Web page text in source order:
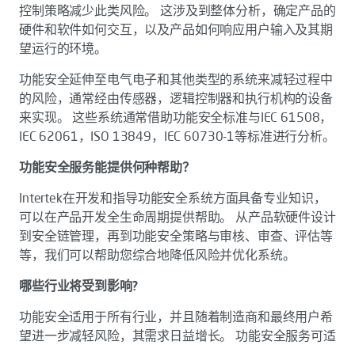
控制策略减少此类风险。 这涉及到整体分析，确定产品的
硬件和软件如何交互，以及产品如何响应用户输入及其期
望运行的环境。
功能安全延伸至电气电子和其他类型的系统来减轻过程中
的风险，通常经由传感器，逻辑控制器和执行机构的设备
来实现。 这些系统通常借助功能安全标准与IEC 61508，
IEC 62061，ISO 13849，IEC 60730-1等标准进行分析。
功能安全服务能提供何种帮助？
Intertek在开发和指导功能安全系统方面具备专业知识，
可以在产品开发全生命周期提供帮助。 从产品软硬件设计
到安全链管理，再到功能安全策略与审核、审查、评估等
等，我们可以帮助您综合地降低风险并优化系统。
哪些行业将受到影响?
功能安全适用于所有行业，并且随着制造商和最终用户希
望进一步减轻风险，其需求日益增长。 功能安全服务可适